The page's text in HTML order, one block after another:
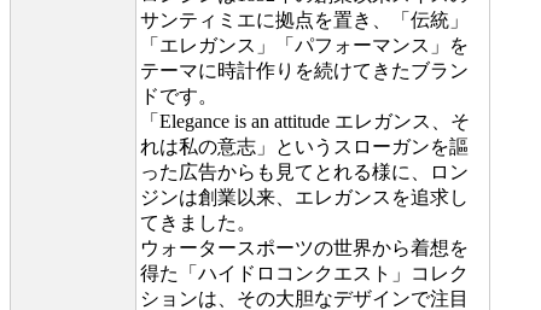
サンティミエに拠点を置き、「伝統」
「エレガンス」「パフォーマンス」を
テーマに時計作りを続けてきたブラン
ドです。
「Elegance is an attitude エレガンス、そ
れは私の意志」というスローガンを謳
った広告からも見てとれる様に、ロン
ジンは創業以来、エレガンスを追求し
てきました。
ウォータースポーツの世界から着想を
得た「ハイドロコンクエスト」コレク
ションは、その大胆なデザインで注目